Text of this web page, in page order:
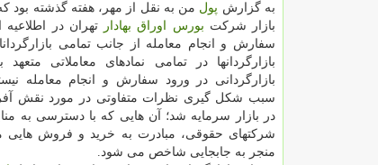
به گزارش پول من به نقل از مهر، هفته گذشته بود
بازار شرکت بورس اوراق بهادار
تهران در
سفارش و انجام معامله از جانب تمامی
بازارگردانها در تمامی نمادهای معاملاتی متعهد
بازارگردانی در ورود سفارش و انجام معامله
سبب شکل گیری نظرات متفاوتی در مورد نقش
در بازار سرمایه شد؛ آن هایی که با دسترسی به
شرکتهای حقوقی، مبادرت به خرید و فروش هایی
منجر به جابجایی شاخص می شود.